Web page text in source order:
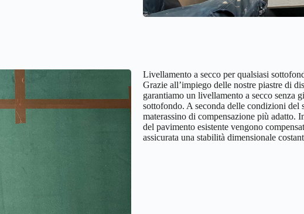
Livellamento a secco per qualsiasi
Grazie all’impiego delle nostre piastre di
garantiamo un livellamento a secco senza
sottofondo. A seconda delle condizioni del
materassino di compensazione più adatto.
del pavimento esistente vengono
assicurata una stabilità dimensionale